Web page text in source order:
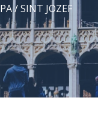
/ SINT JOZEF